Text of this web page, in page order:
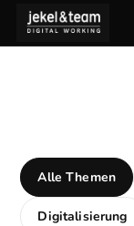
Alle Themen
Digitalisierung